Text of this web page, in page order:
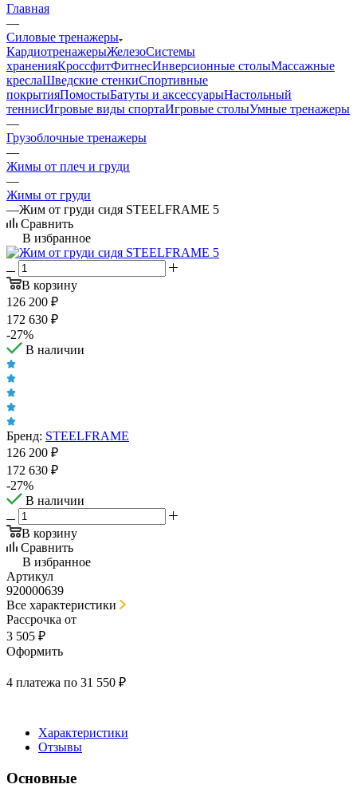
Главная
—
Силовые тренажеры
КардиотренажерыЖелезоСистемы
храненияКроссфитФитнесИнверсионные столыМассажные
креслаШведские стенкиСпортивные
покрытияПомостыБатуты и аксессуарыНастольный
теннисИгровые виды спортаИгровые столыУмные тренажеры
—
Грузоблочные тренажеры
—
Жимы от плеч и груди
—
Жимы от груди
—Жим от груди сидя STEELFRAME 5
Сравнить
В избранное
В корзину
126 200 ₽
172 630 ₽
-27%
В наличии
Бренд: STEELFRAME
126 200 ₽
172 630 ₽
-27%
В наличии
В корзину
Сравнить
В избранное
Артикул
920000639
Все характеристики
Рассрочка от
3 505 ₽
Оформить
4 платежа по 31 550 ₽
Характеристики
Отзывы
Основные